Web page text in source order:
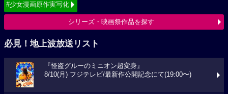
#少女漫画原作実写化
シリーズ・映画祭作品を探す
必見！地上波放送リスト
『怪盗グルーのミニオン超変身』
8/10(月) フジテレビ/最新作公開記念にて(19:00〜)